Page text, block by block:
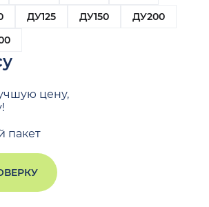
ДУ125 ДУ150
ДУ200
цену,
пакет